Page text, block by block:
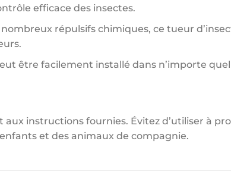
efficace des insectes.
répulsifs chimiques, ce tueur
être facilement installé dans n’importe
instructions fournies. Évitez d’utiliser à
et des animaux de compagnie.